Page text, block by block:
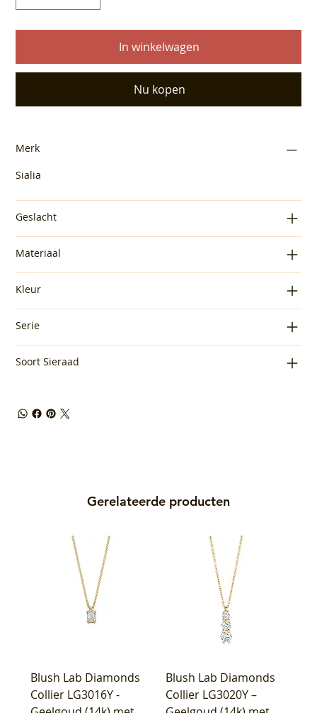
In winkelwagen
Nu kopen
Merk
Sialia
Geslacht
Materiaal
Kleur
Serie
Soort Sieraad
Gerelateerde producten
Blush Lab Diamonds
Collier LG3016Y -
Blush Lab Diamonds
Collier LG3020Y –